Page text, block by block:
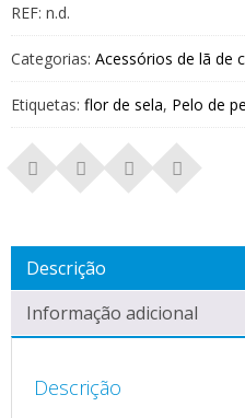
REF: n.d.
Categorias: Acessórios de lã de
Etiquetas: flor de sela, Pelo de
Descrição
Informação adicional
Descrição